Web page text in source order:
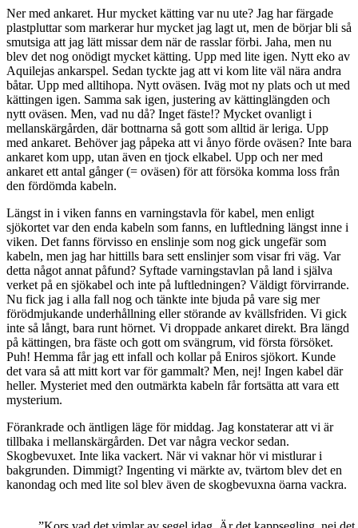
Ner med ankaret. Hur mycket kätting var nu ute? Jag har färgade
plastpluttar som markerar hur mycket jag lagt ut, men de börjar bli så
smutsiga att jag lätt missar dem när de rasslar förbi. Jaha, men nu
blev det nog onödigt mycket kätting. Upp med lite igen. Nytt eko av
Aquilejas ankarspel. Sedan tyckte jag att vi kom lite väl nära andra
båtar. Upp med alltihopa. Nytt oväsen. Iväg mot ny plats och ut med
kättingen igen. Samma sak igen, justering av kättinglängden och
nytt oväsen. Men, vad nu då? Inget fäste!? Mycket ovanligt i
mellanskärgården, där bottnarna så gott som alltid är leriga. Upp
med ankaret. Behöver jag påpeka att vi ånyo förde oväsen? Inte bara
ankaret kom upp, utan även en tjock elkabel. Upp och ner med
ankaret ett antal gånger (= oväsen) för att försöka komma loss från
den fördömda kabeln.
Längst in i viken fanns en varningstavla för kabel, men enligt
sjökortet var den enda kabeln som fanns, en luftledning längst inne i
viken. Det fanns förvisso en enslinje som nog gick ungefär som
kabeln, men jag har hittills bara sett enslinjer som visar fri väg. Var
detta något annat påfund? Syftade varningstavlan på land i själva
verket på en sjökabel och inte på luftledningen? Väldigt förvirrande.
Nu fick jag i alla fall nog och tänkte inte bjuda på vare sig mer
förödmjukande underhållning eller störande av kvällsfriden. Vi gick
inte så långt, bara runt hörnet. Vi droppade ankaret direkt. Bra längd
på kättingen, bra fäste och gott om svängrum, vid första försöket.
Puh! Hemma får jag ett infall och kollar på Eniros sjökort. Kunde
det vara så att mitt kort var för gammalt? Men, nej! Ingen kabel där
heller. Mysteriet med den outmärkta kabeln får fortsätta att vara ett
mysterium.
Förankrade och äntligen läge för middag. Jag konstaterar att vi är
tillbaka i mellanskärgården. Det var några veckor sedan.
Skogbevuxet. Inte lika vackert. När vi vaknar hör vi mistlurar i
bakgrunden. Dimmigt? Ingenting vi märkte av, tvärtom blev det en
kanondag och med lite sol blev även de skogbevuxna öarna vackra.